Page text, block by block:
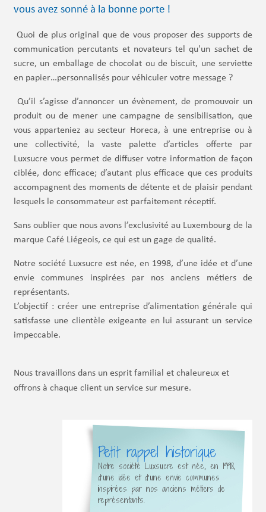
vous avez sonné à la bonne porte !
Quoi de plus original que de vous proposer des supports de
communication percutants et novateurs tel qu'un sachet de
sucre, un emballage de chocolat ou de biscuit, une serviette
en papier…personnalisés pour véhiculer votre message ?
Qu’il s’agisse d’annoncer un évènement, de promouvoir un
produit ou de mener une campagne de sensibilisation, que
vous apparteniez au secteur Horeca, à une entreprise ou à
une collectivité, la vaste palette d’articles offerte par
Luxsucre vous permet de diffuser votre information de façon
ciblée, donc efficace; d’autant plus efficace que ces produits
accompagnent des moments de détente et de plaisir pendant
lesquels le consommateur est parfaitement réceptif.
Sans oublier que nous avons l’exclusivité au Luxembourg de la
marque Café Liégeois, ce qui est un gage de qualité.
Notre société Luxsucre est née, en 1998, d’une idée et d’une
envie communes inspirées par nos anciens métiers de
représentants.
L’objectif : créer une entreprise d’alimentation générale qui
satisfasse une clientèle exigeante en lui assurant un service
impeccable.
Nous travaillons dans un esprit familial et chaleureux et
offrons à chaque client un service sur mesure.
Petit rappel historique
Notre société Luxsucre est née, en 1998,
d’une idée et d’une envie communes
inspirées par nos anciens métiers de
représentants.